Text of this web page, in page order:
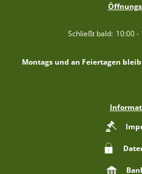
Klicken, um weitere
Schließt bald: 10:00-
Montags und an Feiertagen